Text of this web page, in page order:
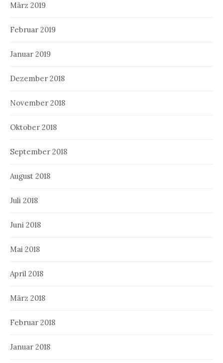
März 2019
Februar 2019
Januar 2019
Dezember 2018
November 2018
Oktober 2018
September 2018
August 2018
Juli 2018
Juni 2018
Mai 2018
April 2018
März 2018
Februar 2018
Januar 2018